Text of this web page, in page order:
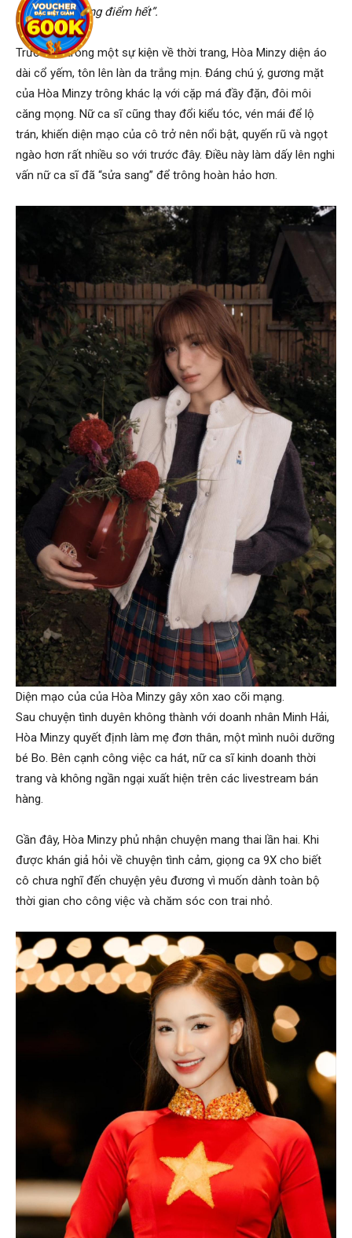
chuyên gia trang điểm hết”.
Trước đó trong một sự kiện về thời trang, Hòa Minzy diện áo
dài cổ yếm, tôn lên làn da trắng mịn. Đáng chú ý, gương mặt
của Hòa Minzy trông khác lạ với cặp má đầy đặn, đôi môi
căng mọng. Nữ ca sĩ cũng thay đổi kiểu tóc, vén mái để lộ
trán, khiến diện mạo của cô trở nên nổi bật, quyến rũ và ngọt
ngào hơn rất nhiều so với trước đây. Điều này làm dấy lên nghi
vấn nữ ca sĩ đã “sửa sang” để trông hoàn hảo hơn.
Diện mạo của của Hòa Minzy gây xôn xao cõi mạng.
Sau chuyện tình duyên không thành với doanh nhân Minh Hải,
Hòa Minzy quyết định làm mẹ đơn thân, một mình nuôi dưỡng
bé Bo. Bên cạnh công việc ca hát, nữ ca sĩ kinh doanh thời
trang và không ngần ngại xuất hiện trên các livestream bán
hàng.
Gần đây, Hòa Minzy phủ nhận chuyện mang thai lần hai. Khi
được khán giả hỏi về chuyện tình cảm, giọng ca 9X cho biết
cô chưa nghĩ đến chuyện yêu đương vì muốn dành toàn bộ
thời gian cho công việc và chăm sóc con trai nhỏ.